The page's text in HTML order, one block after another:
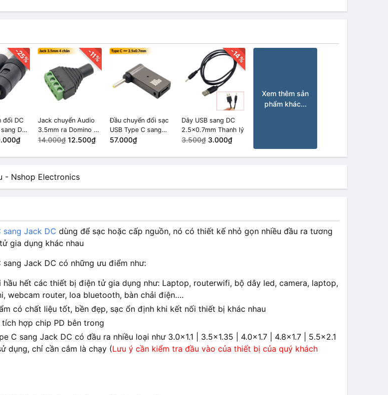
(12v)
-25%
đổi DC
DC
-11%
Jack chuyển Audio
3.5mm ra Domino 4
chân
14.000₫ 12.500₫
Đầu chuyển đổi sạc
USB Type C sang
Jack DC 2.5x0.7mm
57.000₫
-14%
Dây USB sang DC
2.5x0.7mm Thanh lý
3.500₫ 3.000₫
Xem thêm sản
phẩm khác...
sang Jack DC dùng để sạc hoặc cấp nguồn, nó có thiết kế nhỏ gọn nhiều đầu ra tương
gia dụng khác nhau
Jack DC có những ưu điểm như:
hết các thiết bị điện tử gia dụng như: Laptop, routerwifi, bộ dây led, camera, laptop,
webcam router, loa bluetooth, bàn chải điện….
có chất liệu tốt, bền đẹp, sạc ổn định khi kết nối thiết bị khác nhau
hợp chip PD bên trong
C sang Jack DC có đầu ra nhiều loại như 3.0×1.1 | 3.5×1.35 | 4.0×1.7 | 4.8×1.7 | 5.5×2.1
dụng, chỉ cần cắm là chạy (Lưu ý cần kiểm tra đầu vào của thiết bị của quý khách